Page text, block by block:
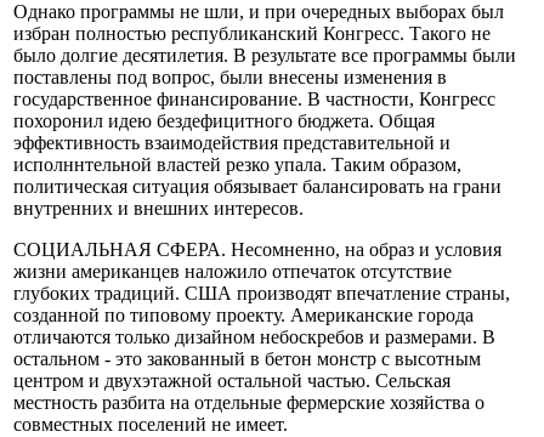
Однако программы не шли, и при очередных выборах был
избран полностью республиканский Конгресс. Такого не
было долгие десятилетия. В результате все программы были
поставлены под вопрос, были внесены изменения в
государственное финансирование. В частности, Конгресс
похоронил идею бездефицитного бюджета. Общая
эффективность взаимодействия представительной и
исполннтельной властей резко упала. Таким образом,
политическая ситуация обязывает балансировать на грани
внутренних и внешних интересов.
СОЦИАЛЬНАЯ СФЕРА. Несомненно, на образ и условия
жизни американцев наложило отпечаток отсутствие
глубоких традиций. США производят впечатление страны,
созданной по типовому проекту. Американские города
отличаются только дизайном небоскребов и размерами. В
остальном - это закованный в бетон монстр с высотным
центром и двухэтажной остальной частью. Сельская
местность разбита на отдельные фермерские хозяйства o
совместных поселений не имеет.